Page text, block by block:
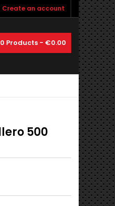
Create an account
0 Products - €0.00
500